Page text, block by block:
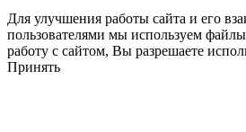
Для улучшения работы сайта и его
пользователями мы используем
работу с сайтом, Вы разрешаете
Принять